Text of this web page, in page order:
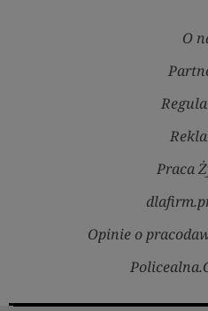
O
Praca
Opinie o